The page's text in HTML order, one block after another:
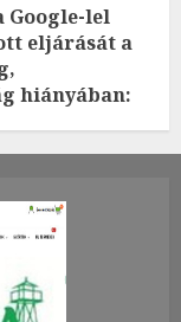
Google-lel
eljárását a
hiányában:
0